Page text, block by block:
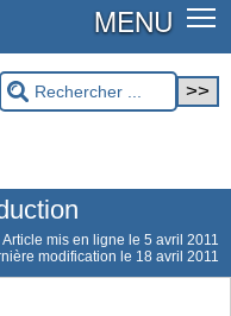
MENU
Article mis en ligne le 5 avril 2011
modification le 18 avril 2011